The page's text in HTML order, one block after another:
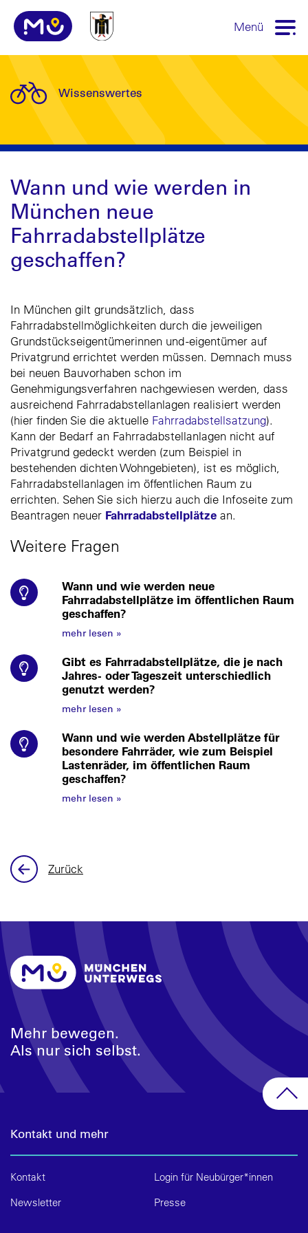
Menü
Wissenswertes
Wann und wie werden in
München neue
Fahrradabstellplätze
geschaffen?
In München gilt grundsätzlich, dass
Fahrradabstellmöglichkeiten durch die jeweiligen
Grundstückseigentümerinnen und -eigentümer auf
Privatgrund errichtet werden müssen. Demnach muss
bei neuen Bauvorhaben schon im
Genehmigungsverfahren nachgewiesen werden, dass
ausreichend Fahrradabstellanlagen realisiert werden
(hier finden Sie die aktuelle Fahrradabstellsatzung).
Kann der Bedarf an Fahrradabstellanlagen nicht auf
Privatgrund gedeckt werden (zum Beispiel in
bestehenden dichten Wohngebieten), ist es möglich,
Fahrradabstellanlagen im öffentlichen Raum zu
errichten. Sehen Sie sich hierzu auch die Infoseite zum
Beantragen neuer Fahrradabstellplätze an.
Weitere Fragen
Wann und wie werden neue
Fahrradabstellplätze im öffentlichen Raum
geschaffen?
mehr lesen »
Gibt es Fahrradabstellplätze, die je nach
Jahres- oder Tageszeit unterschiedlich
genutzt werden?
mehr lesen »
Wann und wie werden Abstellplätze für
besondere Fahrräder, wie zum Beispiel
Lastenräder, im öffentlichen Raum
geschaffen?
mehr lesen »
Zurück
Mehr bewegen.
Als nur sich selbst.
Kontakt und mehr
Kontakt
Login für Neubürger*innen
Newsletter
Presse